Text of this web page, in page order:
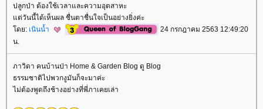
ปลูกป่า ต้องใช้เวลาและความอุตสาหะ
ต่วันนี้ได้เห็นผล ชื่นตาชื่นใจเป็นอย่างยิ่งค่ะ
ดย: เนินน้ำ
24 กรกฎาคม 2563 12:49:20
น.
ภาวิดา คนบ้านป่า Home & Garden Blog ดู Blog
ธรรมชาติไปพวกงูมันก็จะมาค่ะ
ไม่ต้องพูดถึงช้างอย่างที่พี่ภาเคยเล่า